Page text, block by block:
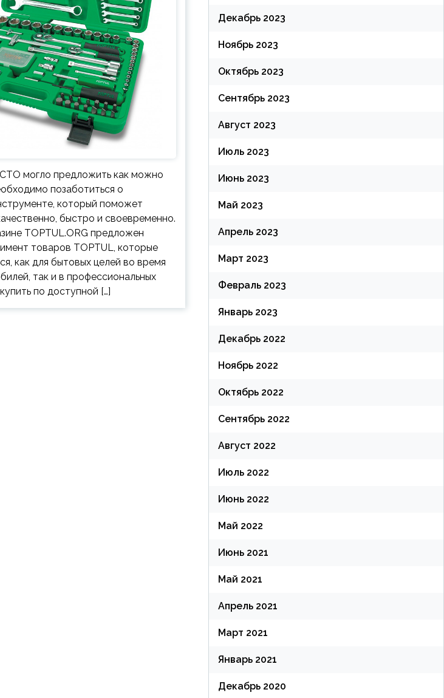
могло предложить как можно
позаботиться о
который поможет
быстро и своевременно.
TOPTUL.ORG предложен
товаров TOPTUL, которые
как для бытовых целей во время
так и в профессиональных
по доступной […]
Декабрь 2023
Ноябрь 2023
Октябрь 2023
Сентябрь 2023
Август 2023
Июль 2023
Июнь 2023
Май 2023
Апрель 2023
Март 2023
Февраль 2023
Январь 2023
Декабрь 2022
Ноябрь 2022
Октябрь 2022
Сентябрь 2022
Август 2022
Июль 2022
Июнь 2022
Май 2022
Июнь 2021
Май 2021
Апрель 2021
Март 2021
Январь 2021
Декабрь 2020